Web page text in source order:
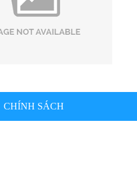
CHÍNH SÁCH